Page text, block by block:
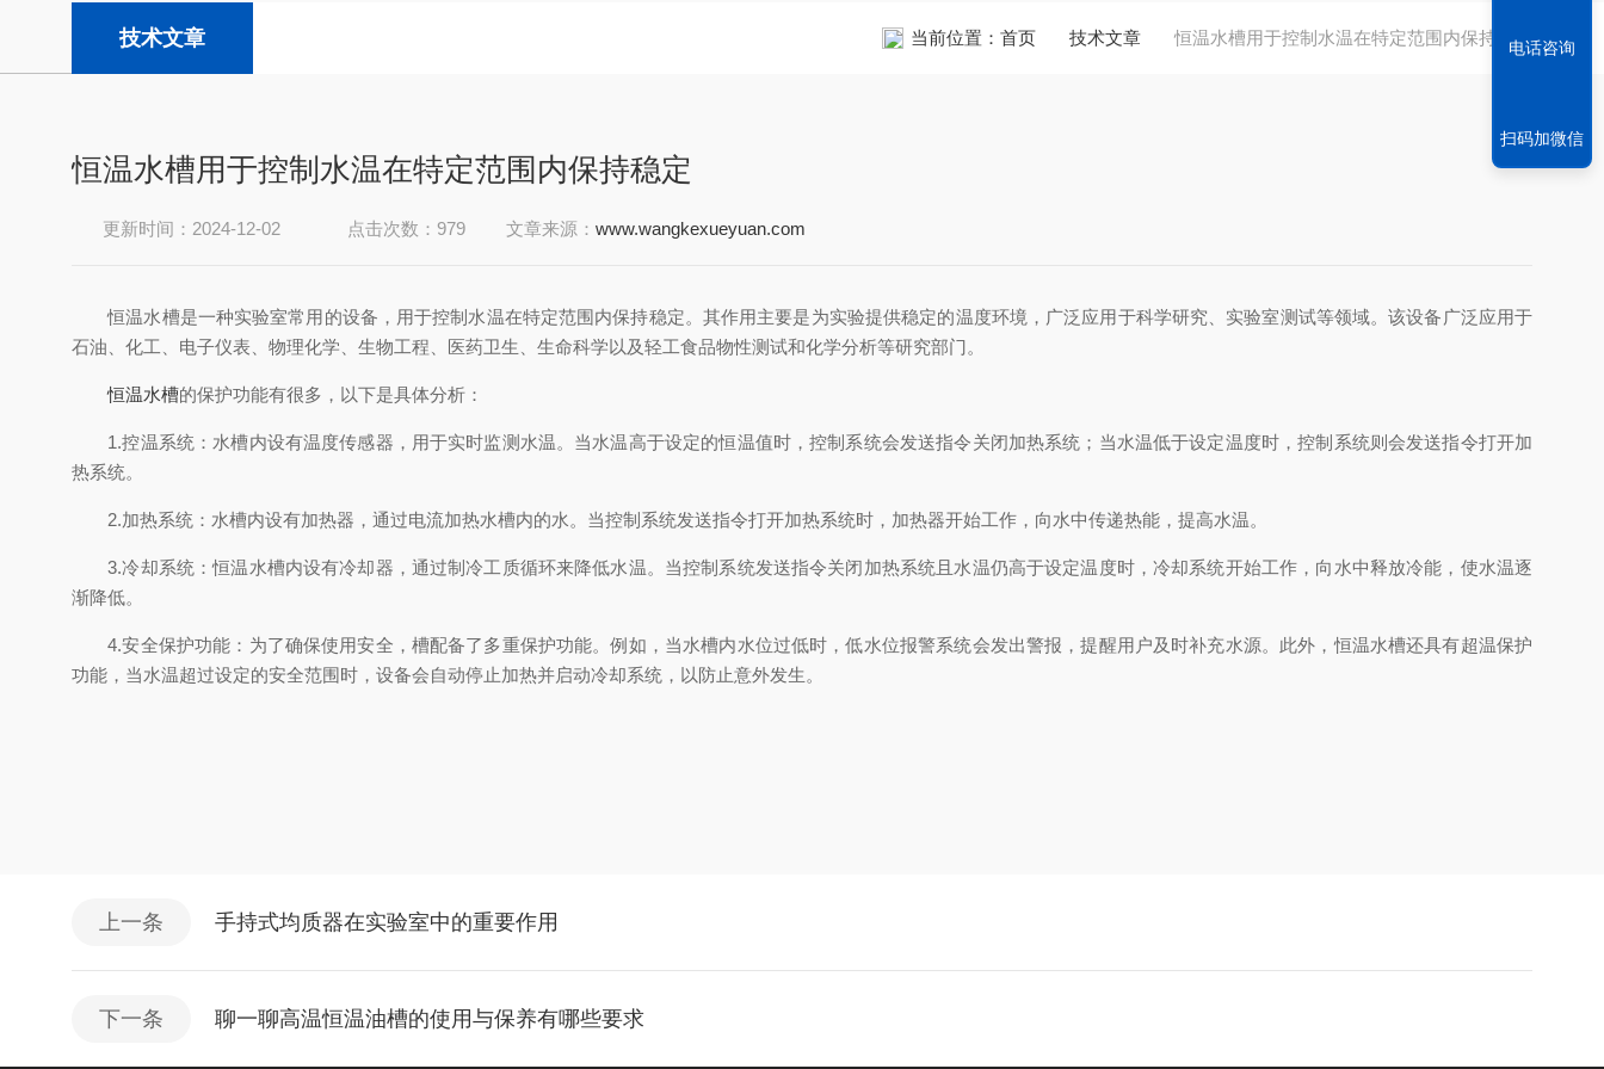
技术文章 当前位置： 首页 技术文章 恒温水槽用于控制水温在特定范围内保持稳定
恒温水槽用于控制水温在特定范围内保持稳定
更新时间：2024-12-02 点击次数：979 文章来源： www.wangkexueyuan.com
恒温水槽是一种实验室常用的设备，用于控制水温在特定范围内保持稳定。其作用主要是为实验提供稳定的温度环境，广泛应用于科学研究、实验室测试等领域。该设备广泛应用于
石油、化工、电子仪表、物理化学、生物工程、医药卫生、生命科学以及轻工食品物性测试和化学分析等研究部门。
恒温水槽的保护功能有很多，以下是具体分析：
1.控温系统：水槽内设有温度传感器，用于实时监测水温。当水温高于设定的恒温值时，控制系统会发送指令关闭加热系统；当水温低于设定温度时，控制系统则会发送指令打开加
热系统。
2.加热系统：水槽内设有加热器，通过电流加热水槽内的水。当控制系统发送指令打开加热系统时，加热器开始工作，向水中传递热能，提高水温。
3.冷却系统：恒温水槽内设有冷却器，通过制冷工质循环来降低水温。当控制系统发送指令关闭加热系统且水温仍高于设定温度时，冷却系统开始工作，向水中释放冷能，使水温逐
渐降低。
4.安全保护功能：为了确保使用安全，槽配备了多重保护功能。例如，当水槽内水位过低时，低水位报警系统会发出警报，提醒用户及时补充水源。此外，恒温水槽还具有超温保护
功能，当水温超过设定的安全范围时，设备会自动停止加热并启动冷却系统，以防止意外发生。
上一条 手持式均质器在实验室中的重要作用
下一条 聊一聊高温恒温油槽的使用与保养有哪些要求
电话咨询
扫码加微信